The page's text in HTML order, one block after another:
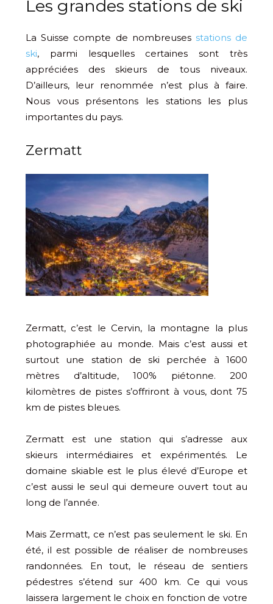
Les grandes stations de ski
La Suisse compte de nombreuses stations de
ski, parmi lesquelles certaines sont très
appréciées des skieurs de tous niveaux.
D’ailleurs, leur renommée n’est plus à faire.
Nous vous présentons les stations les plus
importantes du pays.
Zermatt
Zermatt, c’est le Cervin, la montagne la plus
photographiée au monde. Mais c’est aussi et
surtout une station de ski perchée à 1600
mètres d’altitude, 100% piétonne. 200
kilomètres de pistes s’offriront à vous, dont 75
km de pistes bleues.
Zermatt est une station qui s’adresse aux
skieurs intermédiaires et expérimentés. Le
domaine skiable est le plus élevé d’Europe et
c’est aussi le seul qui demeure ouvert tout au
long de l’année.
Mais Zermatt, ce n’est pas seulement le ski. En
été, il est possible de réaliser de nombreuses
randonnées. En tout, le réseau de sentiers
pédestres s’étend sur 400 km. Ce qui vous
laissera largement le choix en fonction de votre